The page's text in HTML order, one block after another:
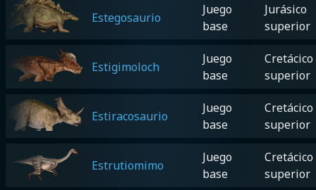
Estegosaurio
Juego
base
Jurásico
superior
Estigimoloch
Juego
base
Cretácico
superior
Estiracosaurio
Juego
base
Cretácico
superior
Estrutiomimo
Juego
base
Cretácico
superior